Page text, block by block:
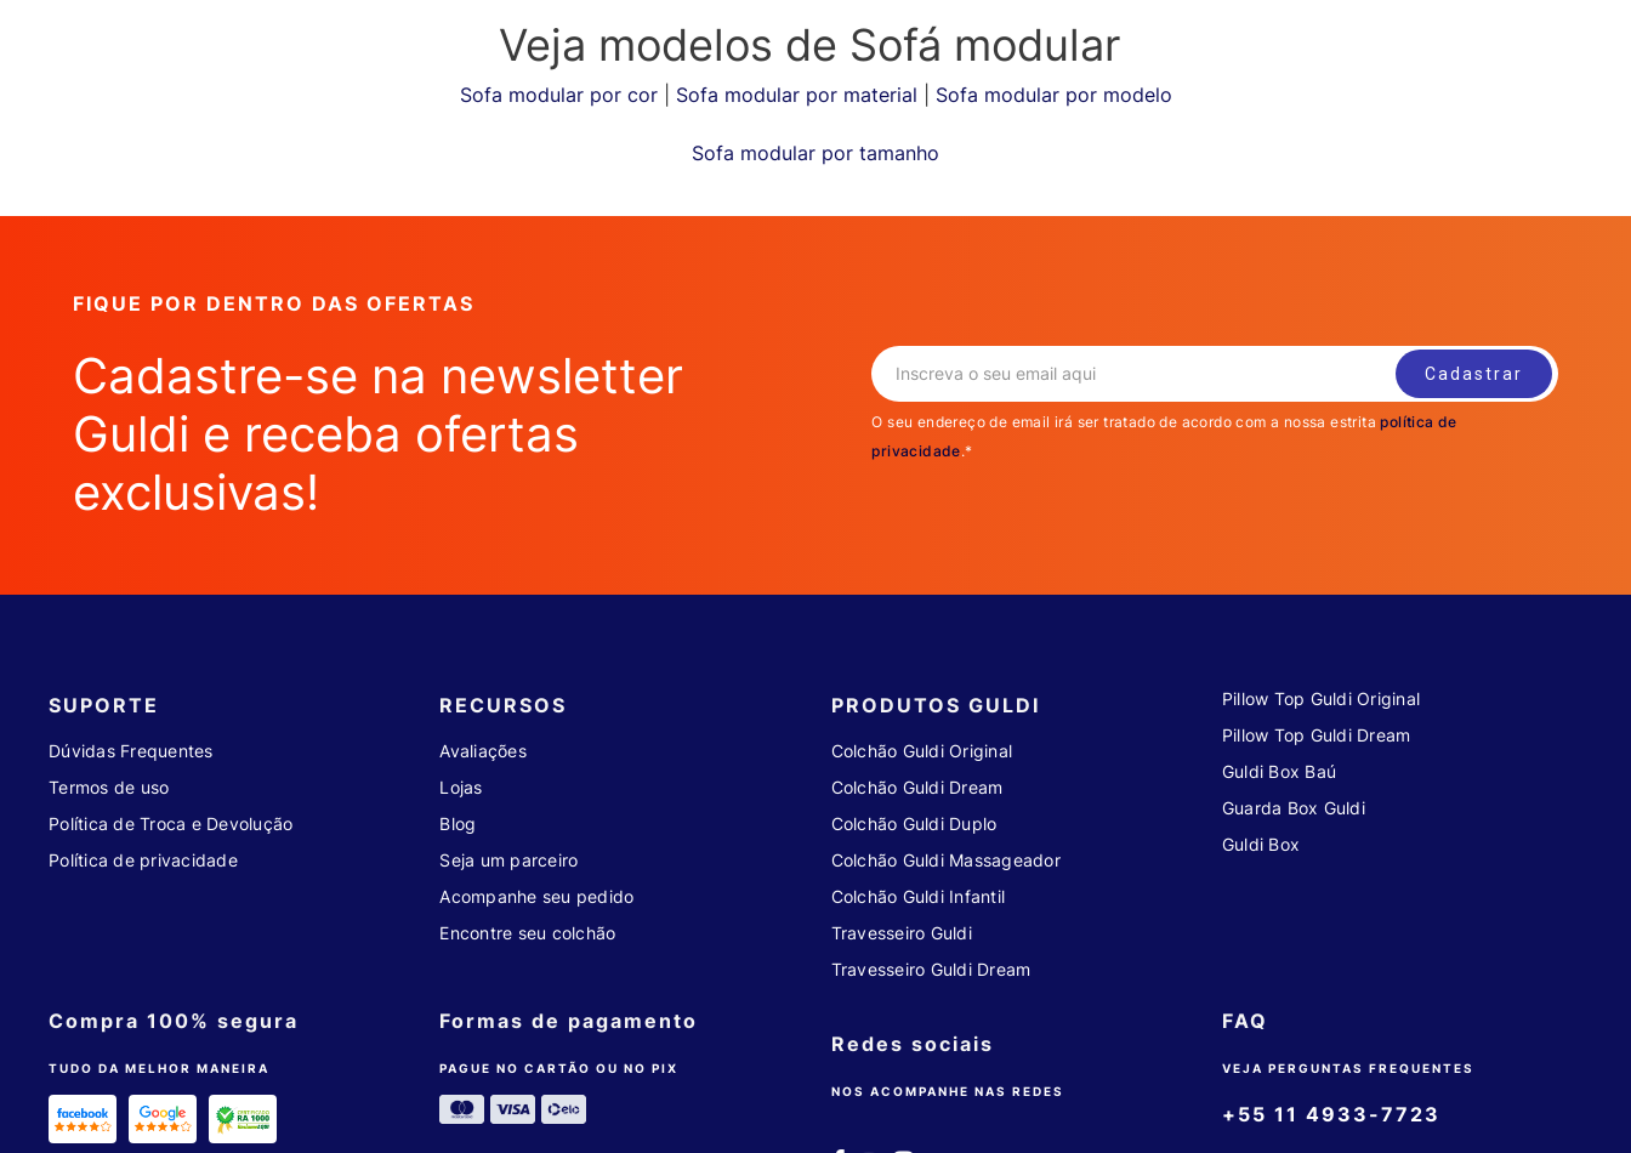
Veja modelos de Sofá modular
Sofa modular por cor| Sofa modular por material Sofa modular por modelo
Sofa modular por tamanho
FIQUE POR DENTRO DAS OFERTAS
Cadastre-se na newsletter
Guldi e receba ofertas
exclusivas!
O seu endereço de email irá ser tratado de acordo com a nossa estritapolítica de
privacidade.*
SUPORTE
Dúvidas Frequentes
Termos de uso
Política de Troca e Devolução
Política de privacidade
Compra 100% segura
TUDO DA MELHOR MANEIRA
RECURSOS
Avaliações
Lojas
Blog
Seja um parceiro
Acompanhe seu pedido
Encontre seu colchão
Formas de pagamento
PAGUE NO CARTÃO OU NO PIX
PRODUTOS GULDI
Colchão Guldi Original
Colchão Guldi Dream
Colchão Guldi Duplo
Colchão Guldi Massageador
Colchão Guldi Infantil
Travesseiro Guldi
Travesseiro Guldi Dream
Redes sociais
NOS ACOMPANHE NAS REDES
Pillow Top Guldi Original
Pillow Top Guldi Dream
Guldi Box Baú
Guarda Box Guldi
Guldi Box
FAQ
VEJA PERGUNTAS FREQUENTES
+55 11 4933-7723